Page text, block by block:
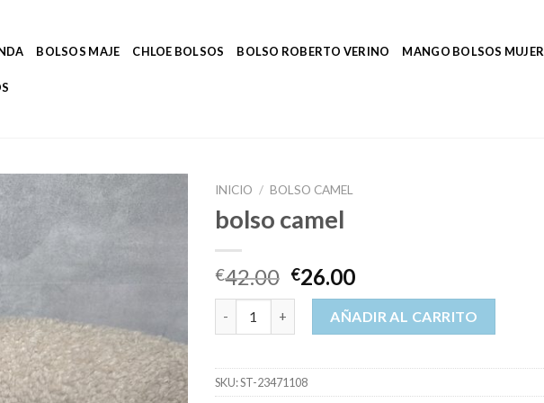
BOLSOS MAJE CHLOE BOLSOS BOLSO ROBERTO VERINO MANGO BOLSOS MUJER
INICIO / BOLSO CAMEL
bolso camel
€42.00 €26.00
AÑADIR AL CARRITO
SKU:ST-23471108